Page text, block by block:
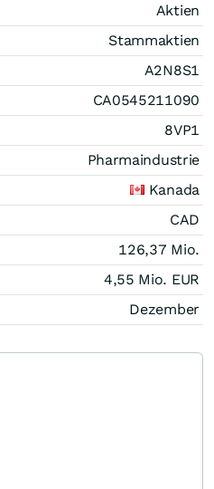
Aktien
Stammaktien
A2N8S1
CA0545211090
8VP1
Pharmaindustrie
Kanada
CAD
126,37 Mio.
4,55 Mio. EUR
Dezember